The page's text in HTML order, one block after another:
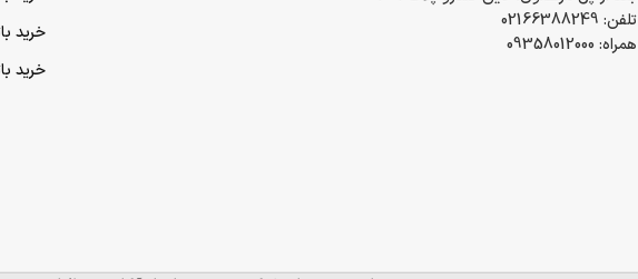
تلفن: 02166388249
همراه: 09358012000
خرید
خرید